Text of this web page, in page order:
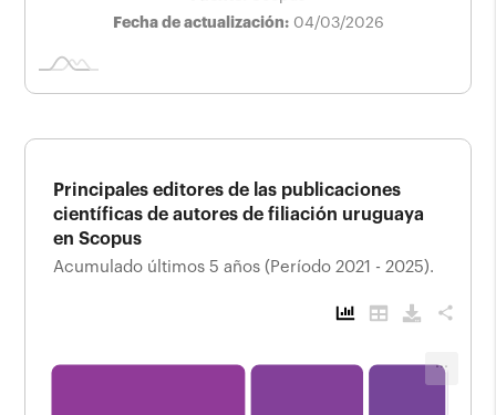
Fecha de actualización: 04/03/2026
Principales editores de las publicaciones
científicas de autores de filiación uruguaya
en Scopus
Acumulado últimos 5 años (Período 2021 - 2025).
share
Principales editores de las publicaciones
científicas de autores de filiación uruguaya
L ...